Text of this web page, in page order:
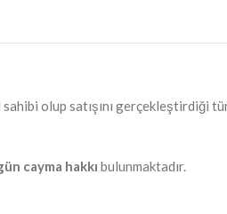
sahibi olup satışını gerçekleştirdiği
cayma hakkı bulunmaktadır.